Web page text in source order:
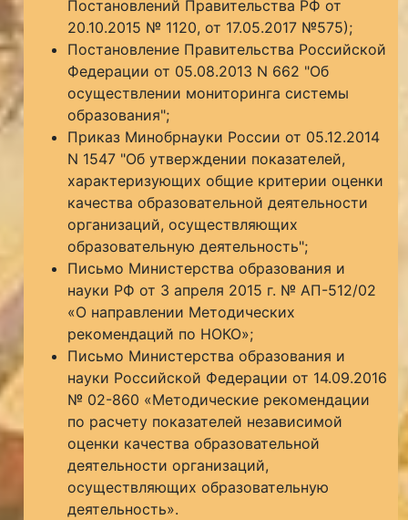
Постановлений Правительства РФ от
20.10.2015 № 1120, от 17.05.2017 №575);
Постановление Правительства Российской
Федерации от 05.08.2013 N 662 "Об
осуществлении мониторинга системы
образования";
Приказ Минобрнауки России от 05.12.2014
N 1547 "Об утверждении показателей,
характеризующих общие критерии оценки
качества образовательной деятельности
организаций, осуществляющих
образовательную деятельность";
Письмо Министерства образования и
науки РФ от 3 апреля 2015 г. № АП-512/02
«О направлении Методических
рекомендаций по НОКО»;
Письмо Министерства образования и
науки Российской Федерации от 14.09.2016
№ 02-860 «Методические рекомендации
по расчету показателей независимой
оценки качества образовательной
деятельности организаций,
осуществляющих образовательную
деятельность».